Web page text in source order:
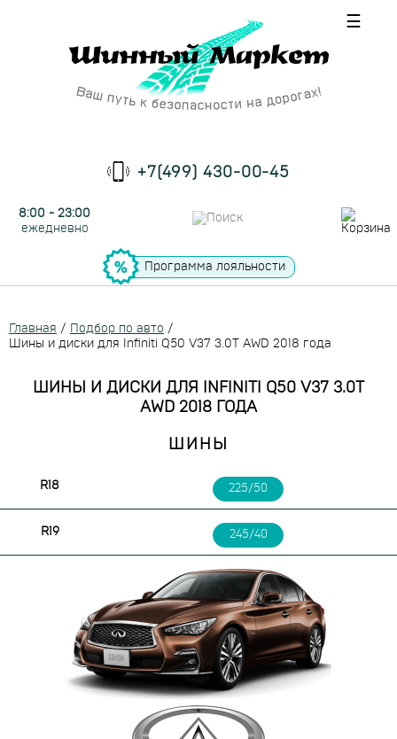
☰
+7(499) 430-00-45
8:00 - 23:00
ежедневно
Программа лояльности
Главная / Подбор по авто /
Шины и диски для Infiniti Q50 V37 3.0T AWD 2018 года
ШИНЫ И ДИСКИ ДЛЯ INFINITI Q50 V37 3.0T
AWD 2018 ГОДА
ШИНЫ
R18 225/50
R19 245/40